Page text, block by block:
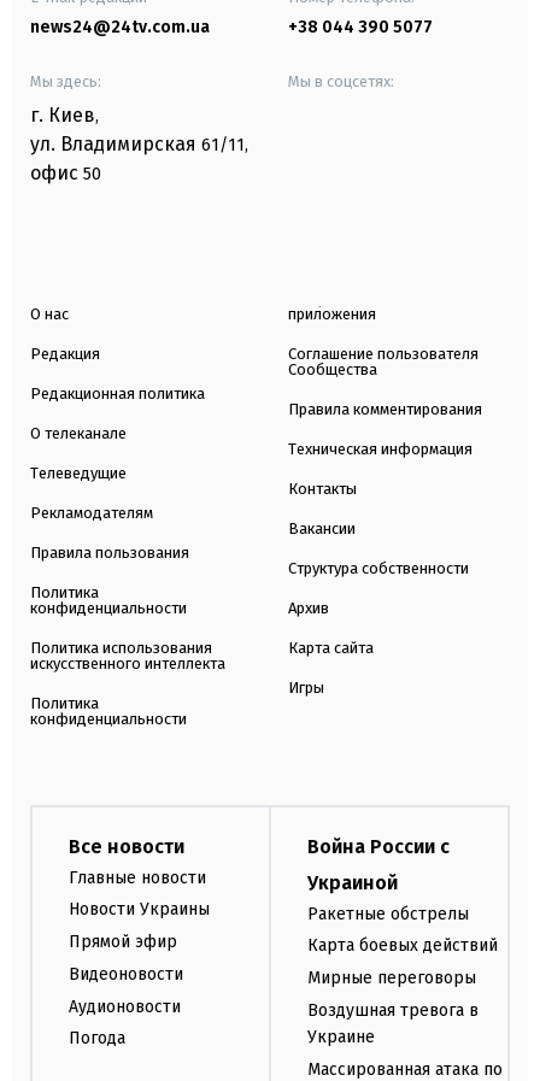
news24@24tv.com.ua +38 044 390 5077
Мы здесь:
г. Киев,
ул. Владимирская 61/11,
офис 50
Мы в соцсетях:
О нас
Редакция
Редакционная политика
О телеканале
Телеведущие
Рекламодателям
Правила пользования
Политика
конфиденциальности
Политика использования
искусственного интеллекта
Политика
конфиденциальности
приложения
Соглашение пользователя
Сообщества
Правила комментирования
Техническая информация
Контакты
Вакансии
Структура собственности
Архив
Карта сайта
Игры
Все новости
Главные новости
Новости Украины
Прямой эфир
Видеоновости
Аудионовости
Погода
Война России с
Украиной
Ракетные обстрелы
Карта боевых действий
Мирные переговоры
Воздушная тревога в
Украине
Массированная атака по